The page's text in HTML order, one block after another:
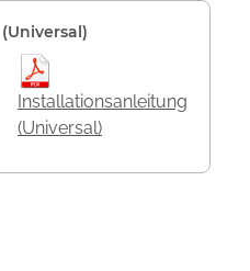
Installationsanleitung
(Universal)